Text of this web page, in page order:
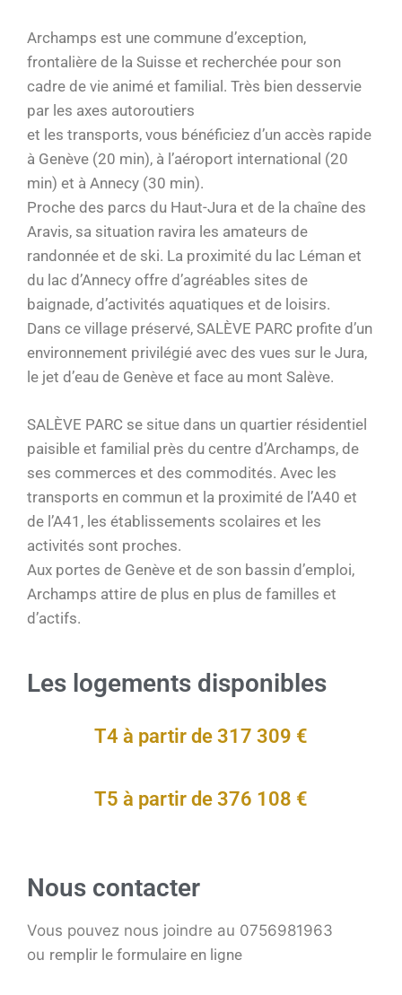
Archamps est une commune d’exception,
frontalière de la Suisse et recherchée pour son
cadre de vie animé et familial. Très bien desservie
par les axes autoroutiers
et les transports, vous bénéficiez d’un accès rapide
à Genève (20 min), à l’aéroport international (20
min) et à Annecy (30 min).
Proche des parcs du Haut-Jura et de la chaîne des
Aravis, sa situation ravira les amateurs de
randonnée et de ski. La proximité du lac Léman et
du lac d’Annecy offre d’agréables sites de
baignade, d’activités aquatiques et de loisirs.
Dans ce village préservé, SALÈVE PARC profite d’un
environnement privilégié avec des vues sur le Jura,
le jet d’eau de Genève et face au mont Salève.
SALÈVE PARC se situe dans un quartier résidentiel
paisible et familial près du centre d’Archamps, de
ses commerces et des commodités. Avec les
transports en commun et la proximité de l’A40 et
de l’A41, les établissements scolaires et les
activités sont proches.
Aux portes de Genève et de son bassin d’emploi,
Archamps attire de plus en plus de familles et
d’actifs.
Les logements disponibles
T4 à partir de 317 309 €
T5 à partir de 376 108 €
Nous contacter
Vous pouvez nous joindre au 0756981963
ou remplir le formulaire en ligne